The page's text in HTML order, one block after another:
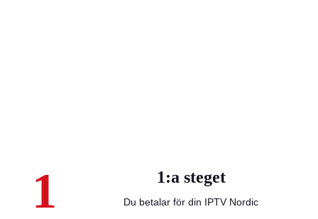
1 1:a steget
Du betalar för din IPTV Nordic